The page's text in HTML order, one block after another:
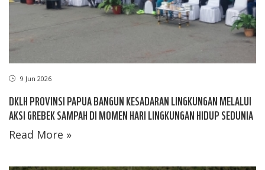
9 Jun 2026
DKLH PROVINSI PAPUA BANGUN KESADARAN LINGKUNGAN MELALUI
AKSI GREBEK SAMPAH DI MOMEN HARI LINGKUNGAN HIDUP SEDUNIA
Read More »